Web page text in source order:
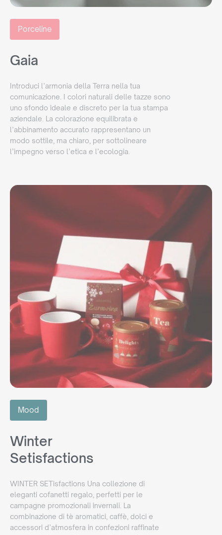
Porceline
Gaia
Introduci l’armonia della Terra nella tua
comunicazione. I colori naturali delle tazze sono
uno sfondo ideale e discreto per la tua stampa
aziendale. La colorazione equilibrata e
l’abbinamento accurato rappresentano un
modo sottile, ma chiaro, per sottolineare
l’impegno verso l’etica e l’ecologia.
Mood
Winter
Setisfactions
WINTER SETisfactions Una collezione di
eleganti cofanetti regalo, perfetti per le
campagne promozionali invernali. La
combinazione di tè aromatici, caffè, dolci e
accessori d’atmosfera in confezioni raffinate